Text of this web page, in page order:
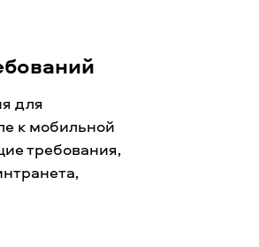
для
к мобильной
требования,